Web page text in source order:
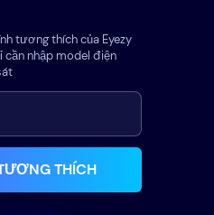
tương thích của Eyezy
cần nhập model điện
THÍCH